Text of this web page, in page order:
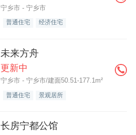
宁乡市 - 宁乡市
普通住宅 经济住宅
未来方舟
更新中
宁乡市 - 宁乡市/建面50.51-177.1m²
普通住宅 景观居所
长房宁都公馆